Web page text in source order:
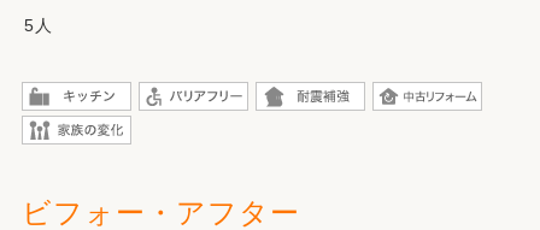
5人
ビフォー・アフター